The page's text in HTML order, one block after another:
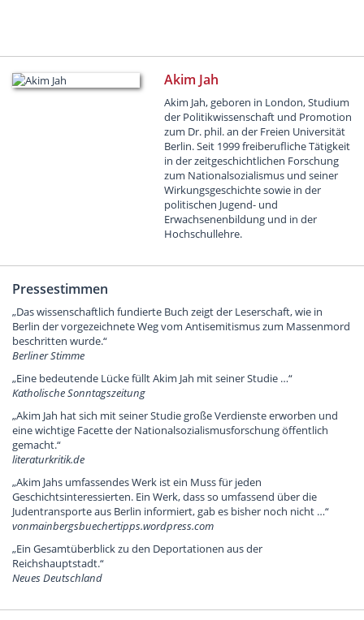
Akim Jah
Akim Jah, geboren in London, Studium
der Politikwissenschaft und Promotion
zum Dr. phil. an der Freien Universität
Berlin. Seit 1999 freiberufliche Tätigkeit
in der zeitgeschichtlichen Forschung
zum Nationalsozialismus und seiner
Wirkungsgeschichte sowie in der
politischen Jugend- und
Erwachsenenbildung und in der
Hochschullehre.
Pressestimmen
„Das wissenschaftlich fundierte Buch zeigt der Leserschaft, wie in
Berlin der vorgezeichnete Weg vom Antisemitismus zum Massenmord
beschritten wurde.“
Berliner Stimme
„Eine bedeutende Lücke füllt Akim Jah mit seiner Studie …“
Katholische Sonntagszeitung
„Akim Jah hat sich mit seiner Studie große Verdienste erworben und
eine wichtige Facette der Nationalsozialismusforschung öffentlich
gemacht.“
literaturkritik.de
„Akim Jahs umfassendes Werk ist ein Muss für jeden
Geschichtsinteressierten. Ein Werk, dass so umfassend über die
Judentransporte aus Berlin informiert, gab es bisher noch nicht …“
vonmainbergsbuechertipps.wordpress.com
„Ein Gesamtüberblick zu den Deportationen aus der
Reichshauptstadt.“
Neues Deutschland